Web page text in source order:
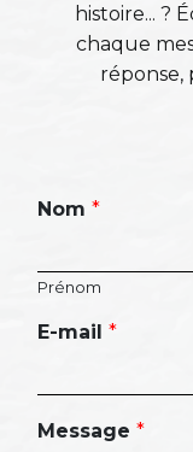
histoire... ?
chaque
réponse,
Nom *
Prénom
E-mail *
Message *